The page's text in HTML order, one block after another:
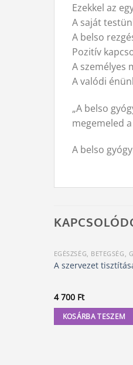
Ezekkel az
A saját
A belso
Pozitív
A személyes
A valódi
„A belso
megemeled
A belso
EGÉSZSÉG, BETEGSÉG,
A szervezet
4 700 Ft
KOSÁRBA TESZEM